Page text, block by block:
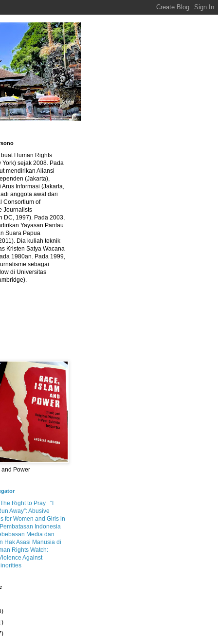
Human Rights
York) sejak 2008. Pada
mendirikan Aliansi
(Jakarta),
Arus Informasi (Jakarta,
anggota awal dari
Consortium of
Journalists
DC, 1997). Pada 2003,
Yayasan Pantau
Suara Papua
Dia kuliah teknik
Kristen Satya Wacana
1980an. Pada 1999,
sebagai
di Universitas
and Power
Right to Pray
“I
Away”: Abusive
for Women and Girls in
Pembatasan Indonesia
Media dan
Hak Asasi Manusia di
Rights Watch:
Against